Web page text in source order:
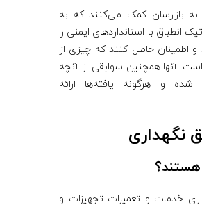
بازرسان کمک می‌کنند که به
انطباق با استانداردهای ایمنی را
و اطمینان حاصل کنند که چیزی از
است. آنها همچنین سوابقی از آنچه
و هرگونه یافته‌ها ارائه
هستند؟
خدمات و تعمیرات تجهیزات و